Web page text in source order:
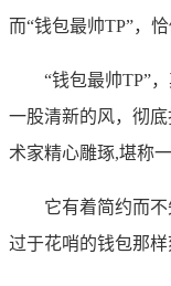
而“钱包最帅TP”，
“钱包最帅TP”
一股清新的风，彻
术家精心雕琢,堪称
它有着简约而
过于花哨的钱包那